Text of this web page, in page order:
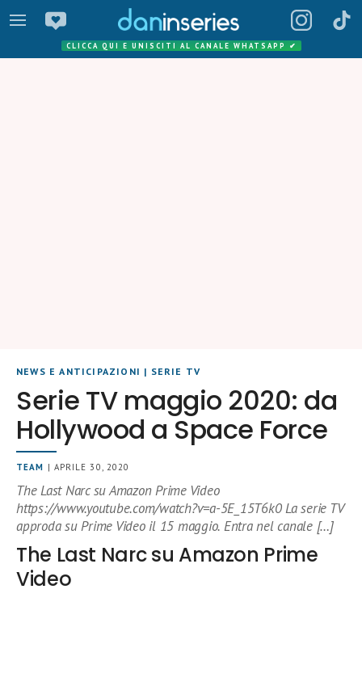
CLICCA QUI E UNISCITI AL CANALE WHATSAPP ✔
NEWS E ANTICIPAZIONI | SERIE TV
Serie TV maggio 2020: da
Hollywood a Space Force
TEAM | APRILE 30, 2020
The Last Narc su Amazon Prime Video
https://www.youtube.com/watch?v=a-5E_15T6k0 La serie TV
approda su Prime Video il 15 maggio. Entra nel canale […]
The Last Narc su Amazon Prime
Video